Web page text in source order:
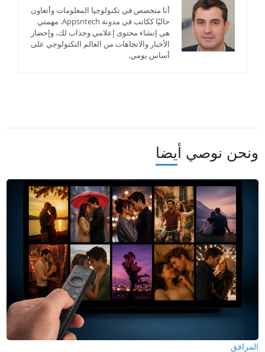
أنا متخصص في تكنولوجيا المعلومات وأتعاون
حاليًا ككاتب في مدونة Appsntech. مهمتي
هي إنشاء محتوى إعلامي وجذاب لك، وإحضار
الأخبار والاتجاهات من العالم التكنولوجي على
أساس يومي.
ونحن نوصي أيضا
المرافق